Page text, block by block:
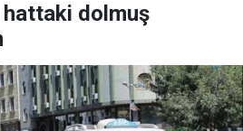
hattaki dolmuş